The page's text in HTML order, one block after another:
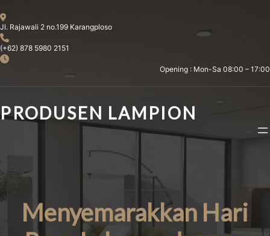
to
content
Jl. Rajawali 2 no.199 Karangploso
(+62) 878 5980 2151
Opening : Mon-Sa 08:00 – 17:00
PRODUSEN LAMPION
Menyemarakkan Hari